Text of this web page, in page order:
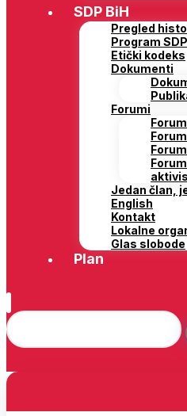
SDP BiH
Pregled
Program
Etički kodeks
Dokumenti
Forumi
Jedan član,
English
Kontakt
Lokalne
Glas slobode
Plan